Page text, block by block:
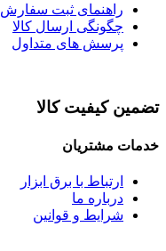
راهنمای ثبت سفارش
چگونگی ارسال کالا
پرسش های متداول
تضمین کیفیت کالا
خدمات مشتریان
ارتباط با برق ابزار
درباره ما
شرایط و قوانین